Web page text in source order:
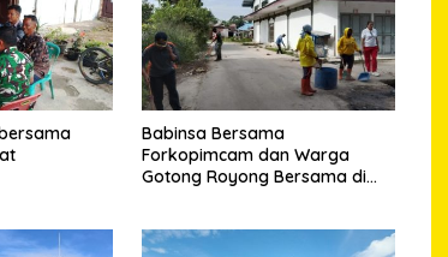
Babinsa Bersama
Forkopimcam dan Warga
Gotong Royong Bersama di